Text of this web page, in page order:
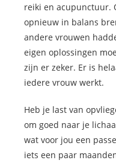
reiki en acupunctuur.
opnieuw in balans
andere vrouwen
eigen oplossingen
zijn er zeker. Er is
iedere vrouw werkt.
Heb je last van
om goed naar je
wat voor jou een
iets een paar